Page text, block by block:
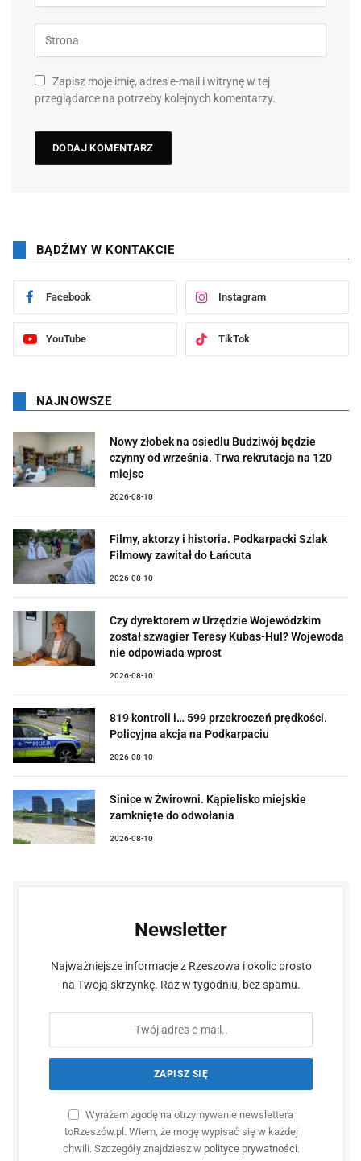
Zapisz moje imię, adres e-mail i witrynę w tej
przeglądarce na potrzeby kolejnych komentarzy.
BĄDŹMY W KONTAKCIE
Facebook Instagram
YouTube TikTok
NAJNOWSZE
Nowy żłobek na osiedlu Budziwój będzie
czynny od września. Trwa rekrutacja na 120
miejsc
2026-08-10
Filmy, aktorzy i historia. Podkarpacki Szlak
Filmowy zawitał do Łańcuta
2026-08-10
Czy dyrektorem w Urzędzie Wojewódzkim
został szwagier Teresy Kubas-Hul? Wojewoda
nie odpowiada wprost
2026-08-10
819 kontroli i… 599 przekroczeń prędkości.
Policyjna akcja na Podkarpaciu
2026-08-10
Sinice w Żwirowni. Kąpielisko miejskie
zamknięte do odwołania
2026-08-10
Newsletter
Najważniejsze informacje z Rzeszowa i okolic prosto
na Twoją skrzynkę. Raz w tygodniu, bez spamu.
Wyrażam zgodę na otrzymywanie newslettera
toRzeszów.pl. Wiem, że mogę wypisać się w każdej
chwili. Szczegóły znajdziesz w polityce prywatności.